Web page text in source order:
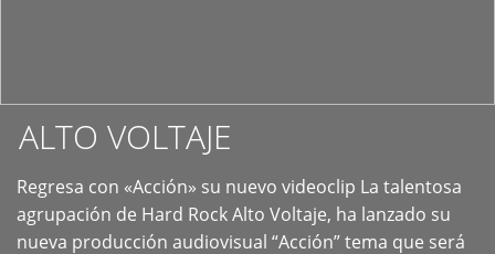
ALTO VOLTAJE
Regresa con «Acción» su nuevo videoclip La talentosa
agrupación de Hard Rock Alto Voltaje, ha lanzado su
nueva producción audiovisual “Acción” tema que será